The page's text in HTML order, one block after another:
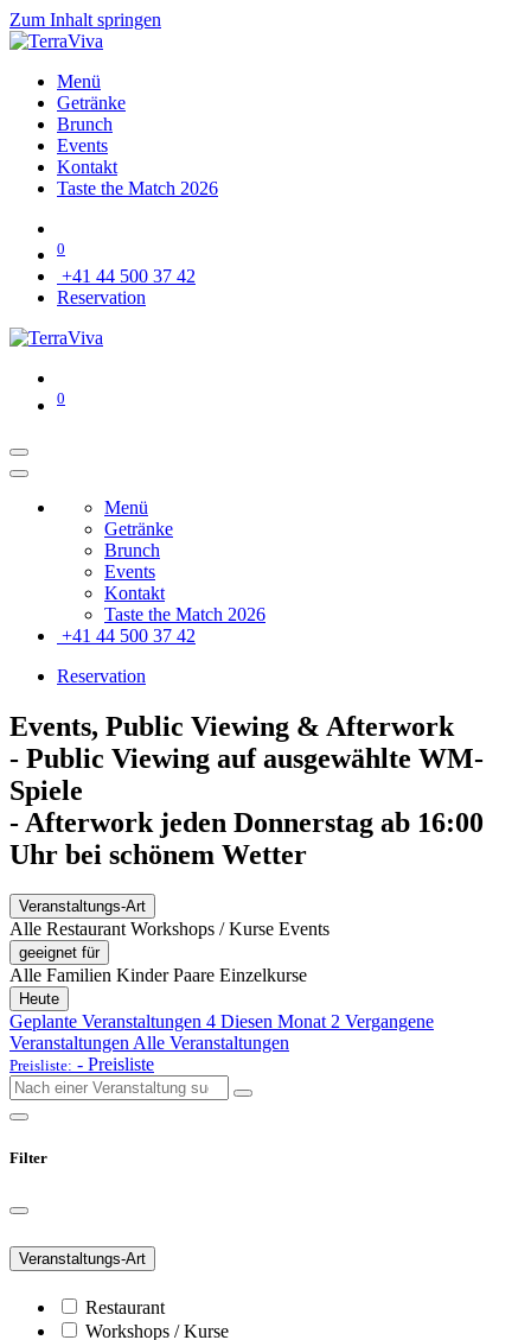
Zum Inhalt springen
Menü
Getränke
Brunch
Events
Kontakt
Taste the Match 2026
0
+41 44 500 37 42
Reservation
0
Menü
Getränke
Brunch
Events
Kontakt
Taste the Match 2026
+41 44 500 37 42
Reservation
Events, Public Viewing & Afterwork
- Public Viewing auf ausgewählte WM-
Spiele
- Afterwork jeden Donnerstag ab 16:00
Uhr bei schönem Wetter
Veranstaltungs-Art
Alle RestaurantWorkshops / Kurse Events
geeignet für
Alle Familien KinderPaare Einzelkurse
Heute
Geplante Veranstaltungen 4 Diesen Monat2 Vergangene
VeranstaltungenAlle Veranstaltungen
Preisliste: - Preisliste
Filter
Veranstaltungs-Art
Restaurant
Workshops / Kurse